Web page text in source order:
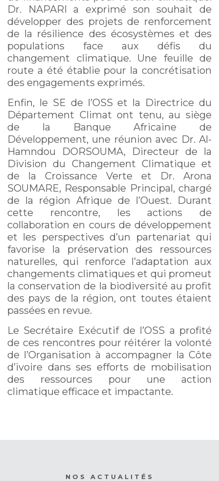
Dr. NAPARI a exprimé son souhait de
développer des projets de renforcement
de la résilience des écosystèmes et des
populations face aux défis du
changement climatique. Une feuille de
route a été établie pour la concrétisation
des engagements exprimés.
Enfin, le SE de l’OSS et la Directrice du
Département Climat ont tenu, au siège
de la Banque Africaine de
Développement, une réunion avec Dr. Al-
Hamndou DORSOUMA, Directeur de la
Division du Changement Climatique et
de la Croissance Verte et Dr. Arona
SOUMARE, Responsable Principal, chargé
de la région Afrique de l’Ouest. Durant
cette rencontre, les actions de
collaboration en cours de développement
et les perspectives d’un partenariat qui
favorise la préservation des ressources
naturelles, qui renforce l’adaptation aux
changements climatiques et qui promeut
la conservation de la biodiversité au profit
des pays de la région, ont toutes étaient
passées en revue.
Le Secrétaire Exécutif de l’OSS a profité
de ces rencontres pour réitérer la volonté
de l’Organisation à accompagner la Côte
d’ivoire dans ses efforts de mobilisation
des ressources pour une action
climatique efficace et impactante.
NOS ACTUALITÉS